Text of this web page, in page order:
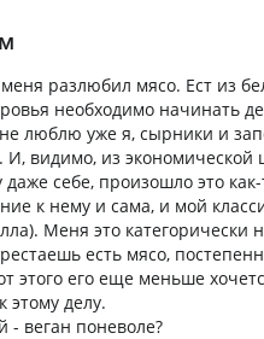
разлюбил мясо. Ест из
необходимо начинать
люблю уже я, сырники и
И, видимо, из экономической
себе, произошло это
к нему и сама, и мой
Меня это категорически
есть мясо,
этого его еще меньше
этому делу.
- веган поневоле?